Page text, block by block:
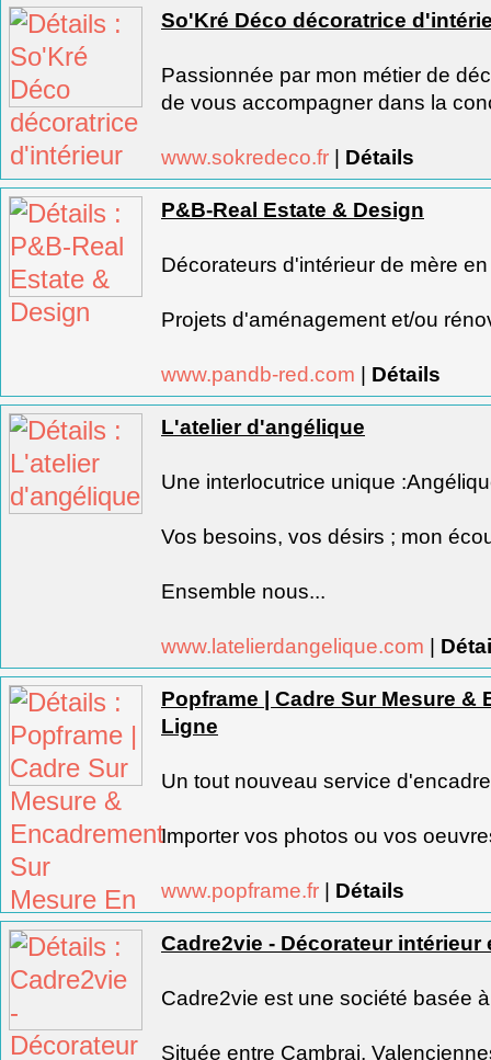
So'Kré Déco décoratrice
Passionnée par mon métier de
de vous accompagner dans la
www.sokredeco.fr | Détails
P&B-Real Estate & Design
Décorateurs d'intérieur de mère en
Projets d'aménagement et/ou
www.pandb-red.com | Détails
L'atelier d'angélique
Une interlocutrice unique
Vos besoins, vos désirs ; mon
Ensemble nous...
www.latelierdangelique.com |
Popframe | Cadre Sur Mesure &
Ligne
Un tout nouveau service
Importer vos photos ou vos
www.popframe.fr | Détails
Cadre2vie - Décorateur
Cadre2vie est une société basée
Située entre Cambrai,